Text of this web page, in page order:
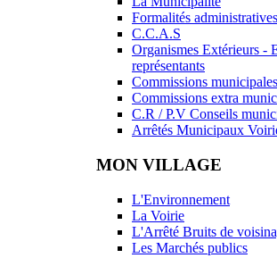
Formalités administratives
C.C.A.S
Organismes Extérieurs -
représentants
Commissions municipales
Commissions extra
C.R / P.V Conseils
Arrêtés Municipaux
MON VILLAGE
L'Environnement
La Voirie
L'Arrêté Bruits de
Les Marchés publics